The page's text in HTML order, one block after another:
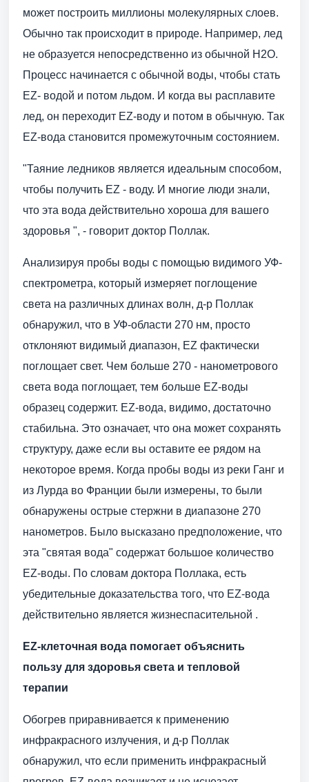
может построить миллионы молекулярных слоев.
Обычно так происходит в природе. Например, лед
не образуется непосредственно из обычной H2O.
Процесс начинается с обычной воды, чтобы стать
EZ- водой и потом льдом. И когда вы расплавите
лед, он переходит EZ-воду и потом в обычную. Так
EZ-вода становится промежуточным состоянием.
"Таяние ледников является идеальным способом,
чтобы получить EZ - воду. И многие люди знали,
что эта вода действительно хороша для вашего
здоровья ", - говорит доктор Поллак.
Анализируя пробы воды с помощью видимого УФ-
спектрометра, который измеряет поглощение
света на различных длинах волн, д-р Поллак
обнаружил, что в УФ-области 270 нм, просто
отклоняют видимый диапазон, EZ фактически
поглощает свет. Чем больше 270 - нанометрового
света вода поглощает, тем больше EZ-воды
образец содержит. EZ-вода, видимо, достаточно
стабильна. Это означает, что она может сохранять
структуру, даже если вы оставите ее рядом на
некоторое время. Когда пробы воды из реки Ганг и
из Лурда во Франции были измерены, то были
обнаружены острые стержни в диапазоне 270
нанометров. Было высказано предположение, что
эта "святая вода" содержат большое количество
EZ-воды. По словам доктора Поллака, есть
убедительные доказательства того, что EZ-вода
действительно является жизнеспасительной .
EZ-клеточная вода помогает объяснить
пользу для здоровья света и тепловой
терапии
Обогрев приравнивается к применению
инфракрасного излучения, и д-р Поллак
обнаружил, что если применить инфракрасный